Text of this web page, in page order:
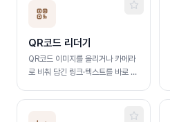
QR코드 리더기
QR코드 이미지를 올리거나 카메라
로 비춰 담긴 링크·텍스트를 바로 읽